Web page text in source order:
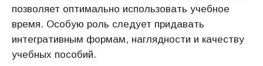
позволяет оптимально использовать учебное
время. Особую роль следует придавать
интегративным формам, наглядности и качеству
учебных пособий.